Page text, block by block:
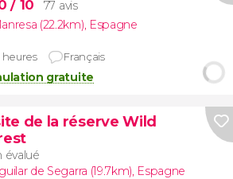
/ 10
77 avis
(22.2km), Espagne
heures Français
gratuite
de la réserve Wild
évalué
de Segarra (19.7km), Espagne